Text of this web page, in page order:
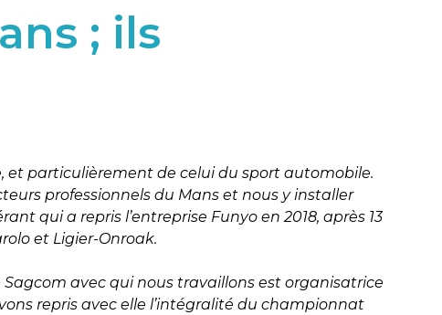
; ils
et particulièrement de celui du sport automobile.
professionnels du Mans et nous y installer
qui a repris l’entreprise Funyo en 2018, après 13
et Ligier-Onroak.
avec qui nous travaillons est organisatrice
repris avec elle l’intégralité du championnat